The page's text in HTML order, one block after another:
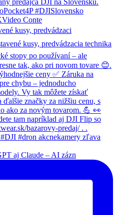
kusy, predvádzaci
aj Claude – AI zázn